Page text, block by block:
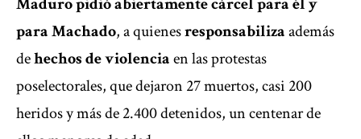
para Machado, a quienesresponsabilizaademás
dehechos de violenciaen las protestas
poselectorales, que dejaron 27 muertos, casi 200
heridos y más de 2.400 detenidos, un centenar de